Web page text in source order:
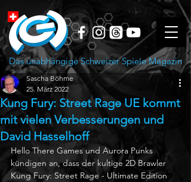
Das unabhängige Schweizer Spiele Magazin
Kung Fury: Street Rage UE kommt
mit vielen Verbesserungen und
David Hasselhoff
Sascha Böhme
25. März 2022
Hello There Games und Aurora Punks
kündigen an, dass der kultige 2D Brawler
Kung Fury: Street Rage - Ultimate Edition